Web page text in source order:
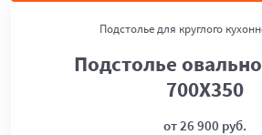
Подстолье для круглого
Подстолье
700Х350
от 26 900 руб.